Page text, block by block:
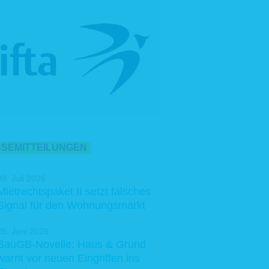
II setzt falsches
für den Wohnungsmarkt
Novelle: Haus & Grund
vor neuen Eingriffen ins